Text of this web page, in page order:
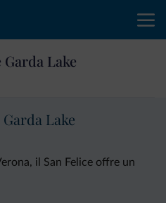
Lake
Lake
il San Felice offre un